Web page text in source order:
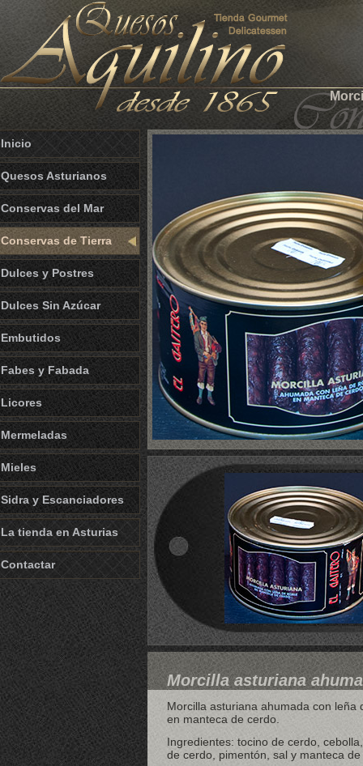
Morcilla asturiana
Morcilla asturiana ahumada con leña
en manteca de cerdo.
Ingredientes: tocino de cerdo,
de cerdo, pimentón, sal y manteca
Inicio
Quesos Asturianos
Conservas del Mar
Conservas de Tierra
Dulces y Postres
Dulces Sin Azúcar
Embutidos
Fabes y Fabada
Licores
Mermeladas
Mieles
Sidra y Escanciadores
La tienda en Asturias
Contactar